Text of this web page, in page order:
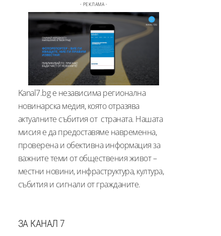
- РЕКЛАМА -
Kanal7.bg е независима регионална
новинарска медия, която отразява
актуалните събития от страната. Нашата
мисия е да предоставяме навременна,
проверена и обективна информация за
важните теми от обществения живот –
местни новини, инфраструктура, култура,
събития и сигнали от гражданите.
ЗА КАНАЛ 7